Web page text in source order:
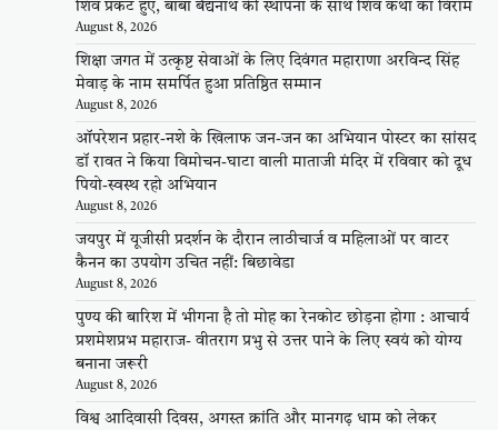
शिव प्रकट हुए, बाबा बैद्यनाथ की स्थापना के साथ शिव कथा का विराम
August 8, 2026
शिक्षा जगत में उत्कृष्ट सेवाओं के लिए दिवंगत महाराणा अरविन्द सिंह
मेवाड़ के नाम समर्पित हुआ प्रतिष्ठित सम्मान
August 8, 2026
ऑपरेशन प्रहार-नशे के खिलाफ जन-जन का अभियान पोस्टर का सांसद
डॉ रावत ने किया विमोचन-घाटा वाली माताजी मंदिर में रविवार को दूध
पियो-स्वस्थ रहो अभियान
August 8, 2026
जयपुर में यूजीसी प्रदर्शन के दौरान लाठीचार्ज व महिलाओं पर वाटर
कैनन का उपयोग उचित नहीं: बिछावेडा
August 8, 2026
पुण्य की बारिश में भीगना है तो मोह का रेनकोट छोड़ना होगा : आचार्य
प्रशमेशप्रभ महाराज- वीतराग प्रभु से उत्तर पाने के लिए स्वयं को योग्य
बनाना जरूरी
August 8, 2026
विश्व आदिवासी दिवस, अगस्त क्रांति और मानगढ़ धाम को लेकर